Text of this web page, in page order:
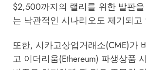
$2,500까지의 랠리를 위한 발판
는 낙관적인 시나리오도 제기되고
또한, 시카고상업거래소(CME)가
고 이더리움(Ethereum) 파생상품